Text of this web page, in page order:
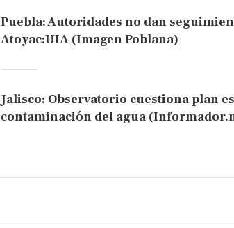
Puebla: Autoridades no dan
Atoyac:UIA (Imagen Poblana)
Jalisco: Observatorio cuestiona plan
contaminación del agua